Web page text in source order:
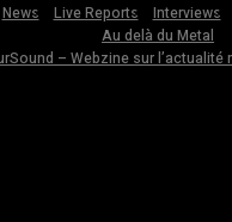
News Live Reports Interviews
Au delà du Metal
– Webzine sur